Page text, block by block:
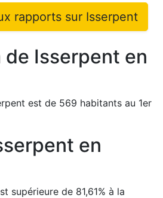
rapports sur Isserpent
de Isserpent en
est de 569 habitants au 1er
en
supérieure de 81,61% à la